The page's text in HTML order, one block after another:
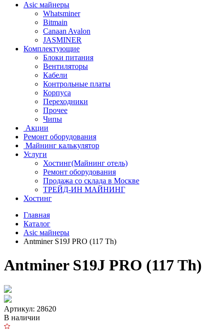
Asic майнеры
Whatsminer
Bitmain
Canaan Avalon
JASMINER
Комплектующие
Блоки питания
Вентиляторы
Кабели
Контрольные платы
Корпуса
Переходники
Прочее
Чипы
Акции
Ремонт оборудования
Майнинг калькулятор
Услуги
Хостинг(Майнинг отель)
Ремонт оборудования
Продажа со склада в Москве
ТРЕЙД-ИН МАЙНИНГ
Хостинг
Главная
Каталог
Asic майнеры
Antminer S19J PRO (117 Th)
Antminer S19J PRO (117 Th)
Артикул: 28620
В наличии